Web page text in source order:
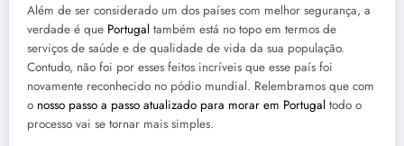
Além de ser considerado um dos países com melhor segurança, a
verdade é que Portugal também está no topo em termos de
serviços de saúde e de qualidade de vida da sua população.
Contudo, não foi por esses feitos incríveis que esse país foi
novamente reconhecido no pódio mundial. Relembramos que com
o nosso passo a passo atualizado para morar em Portugal todo o
processo vai se tornar mais simples.